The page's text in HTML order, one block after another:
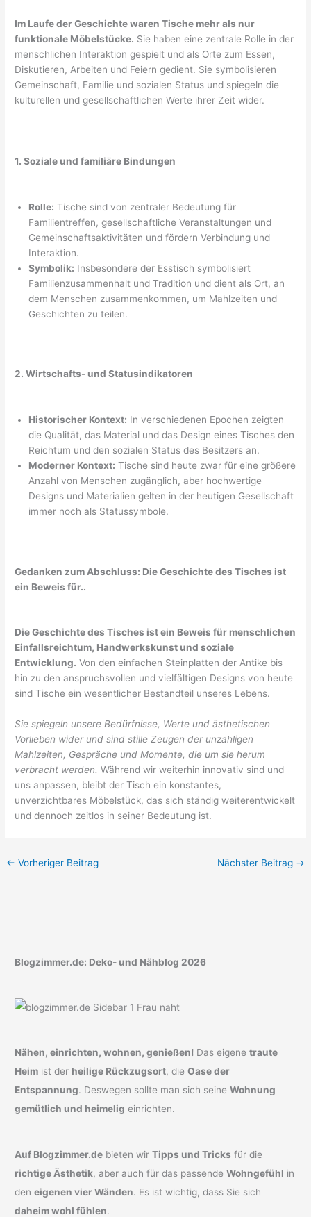
Im Laufe der Geschichte waren Tische mehr als nur
funktionale Möbelstücke. Sie haben eine zentrale Rolle in der
menschlichen Interaktion gespielt und als Orte zum Essen,
Diskutieren, Arbeiten und Feiern gedient. Sie symbolisieren
Gemeinschaft, Familie und sozialen Status und spiegeln die
kulturellen und gesellschaftlichen Werte ihrer Zeit wider.
1. Soziale und familiäre Bindungen
Rolle: Tische sind von zentraler Bedeutung für
Familientreffen, gesellschaftliche Veranstaltungen und
Gemeinschaftsaktivitäten und fördern Verbindung und
Interaktion.
Symbolik: Insbesondere der Esstisch symbolisiert
Familienzusammenhalt und Tradition und dient als Ort, an
dem Menschen zusammenkommen, um Mahlzeiten und
Geschichten zu teilen.
2. Wirtschafts- und Statusindikatoren
Historischer Kontext: In verschiedenen Epochen zeigten
die Qualität, das Material und das Design eines Tisches den
Reichtum und den sozialen Status des Besitzers an.
Moderner Kontext: Tische sind heute zwar für eine größere
Anzahl von Menschen zugänglich, aber hochwertige
Designs und Materialien gelten in der heutigen Gesellschaft
immer noch als Statussymbole.
Gedanken zum Abschluss: Die Geschichte des Tisches ist
ein Beweis für..
Die Geschichte des Tisches ist ein Beweis für menschlichen
Einfallsreichtum, Handwerkskunst und soziale
Entwicklung. Von den einfachen Steinplatten der Antike bis
hin zu den anspruchsvollen und vielfältigen Designs von heute
sind Tische ein wesentlicher Bestandteil unseres Lebens.
Sie spiegeln unsere Bedürfnisse, Werte und ästhetischen
Vorlieben wider und sind stille Zeugen der unzähligen
Mahlzeiten, Gespräche und Momente, die um sie herum
verbracht werden. Während wir weiterhin innovativ sind und
uns anpassen, bleibt der Tisch ein konstantes,
unverzichtbares Möbelstück, das sich ständig weiterentwickelt
und dennoch zeitlos in seiner Bedeutung ist.
← Vorheriger Beitrag Nächster Beitrag →
Blogzimmer.de: Deko- und Nähblog 2026
Nähen, einrichten, wohnen, genießen! Das eigenetraute
Heim ist der heilige Rückzugsort, dieOase der
Entspannung. Deswegen sollte man sich seineWohnung
gemütlich und heimelig einrichten.
Auf Blogzimmer.de bieten wirTipps und Tricks für die
richtige Ästhetik, aber auch für das passendeWohngefühl in
deneigenen vier Wänden. Es ist wichtig, dass Sie sich
daheim wohl fühlen.